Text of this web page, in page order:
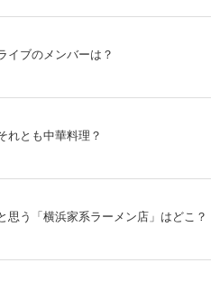
イブのメンバーは？
れとも中華料理？
思う「横浜家系ラーメン店」はどこ？